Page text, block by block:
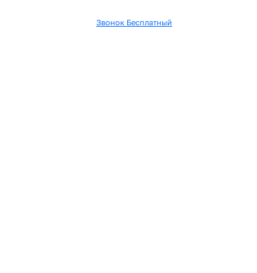
Звонок Бесплатный